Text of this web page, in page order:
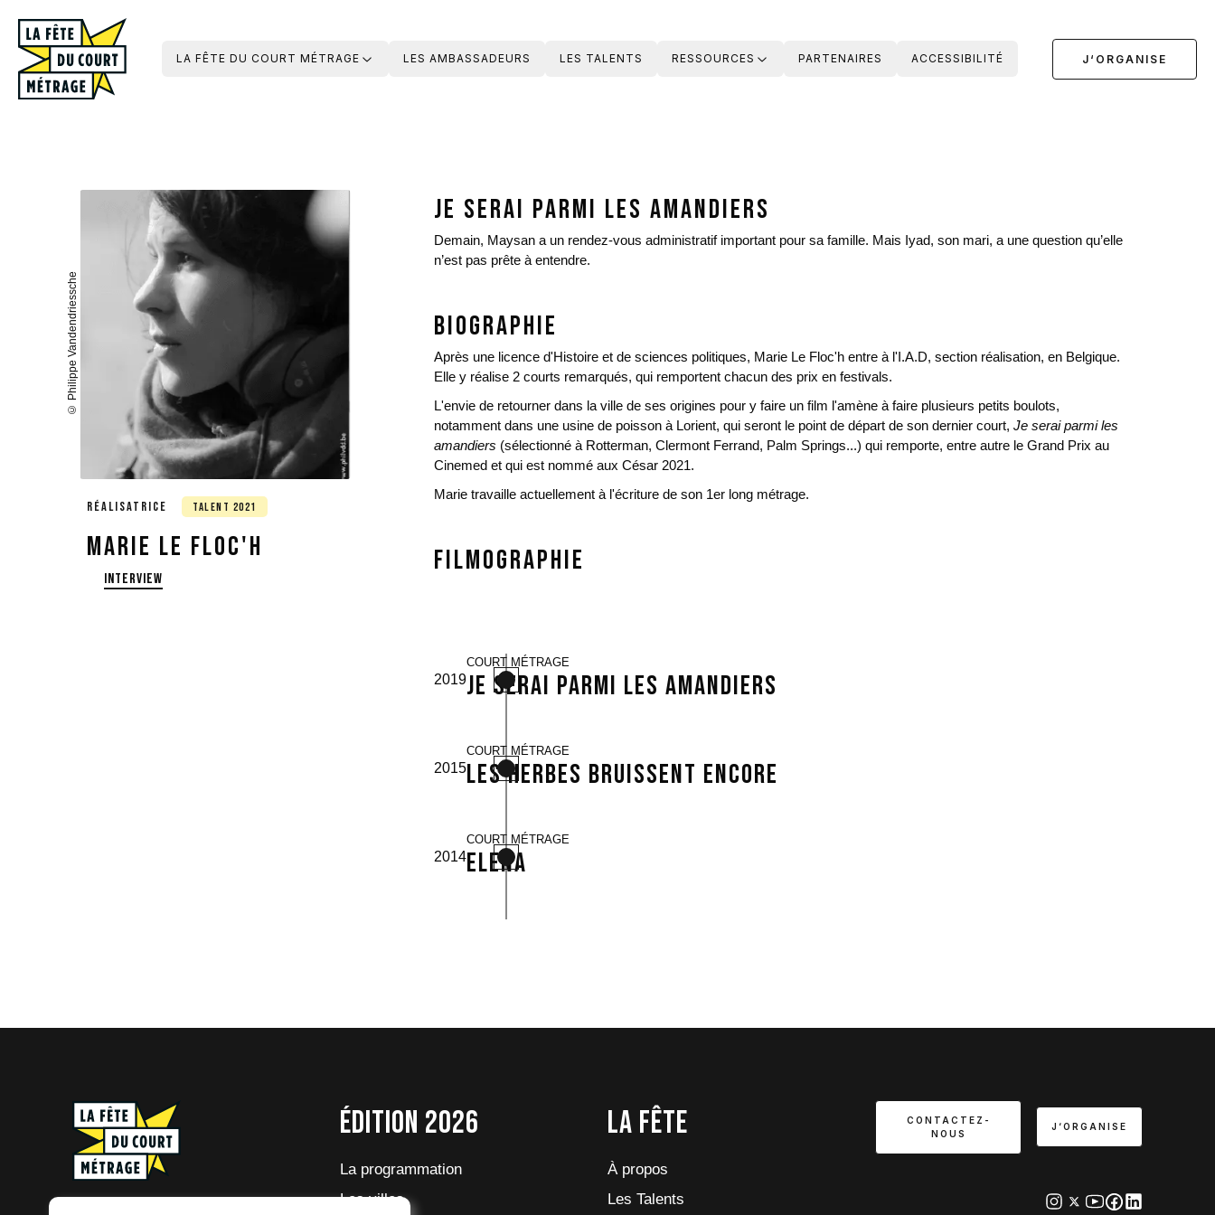
LA FÊTE DU COURT MÉTRAGE LES AMBASSADEURS LES TALENTS RESSOURCES PARTENAIRES ACCESSIBILITÉ J‘ORGANISE
© Philippe Vandendriessche
RÉALISATRICE TALENT 2021
Marie Le Floc'h
INTERVIEW
Je serai parmi les amandiers
Demain, Maysan a un rendez-vous administratif important pour sa famille. Mais Iyad, son mari, a une question qu’elle
n’est pas prête à entendre.
Biographie
Après une licence d'Histoire et de sciences politiques, Marie Le Floc'h entre à l'I.A.D, section réalisation, en Belgique.
Elle y réalise 2 courts remarqués, qui remportent chacun des prix en festivals.
L'envie de retourner dans la ville de ses origines pour y faire un film l'amène à faire plusieurs petits boulots,
notamment dans une usine de poisson à Lorient, qui seront le point de départ de son dernier court, Je serai parmi les
amandiers (sélectionné à Rotterman, Clermont Ferrand, Palm Springs...) qui remporte, entre autre le Grand Prix au
Cinemed et qui est nommé aux César 2021.
Marie travaille actuellement à l'écriture de son 1er long métrage.
Filmographie
2019
COURT MÉTRAGE
Je serai parmi les amandiers
2015
COURT MÉTRAGE
Les herbes bruissent encore
2014
COURT MÉTRAGE
Elena
Édition 2026
La programmation
Les villes
La fête
À propos
Les Talents
CONTACTEZ-
NOUS
J‘ORGANISE